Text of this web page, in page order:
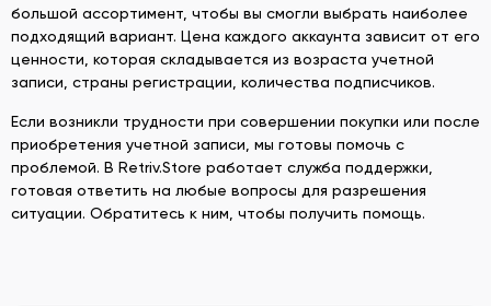
большой ассортимент, чтобы вы смогли выбрать наиболее
подходящий вариант. Цена каждого аккаунта зависит от его
ценности, которая складывается из возраста учетной
записи, страны регистрации, количества подписчиков.
Если возникли трудности при совершении покупки или после
приобретения учетной записи, мы готовы помочь с
проблемой. В Retriv.Store работает служба поддержки,
готовая ответить на любые вопросы для разрешения
ситуации. Обратитесь к ним, чтобы получить помощь.